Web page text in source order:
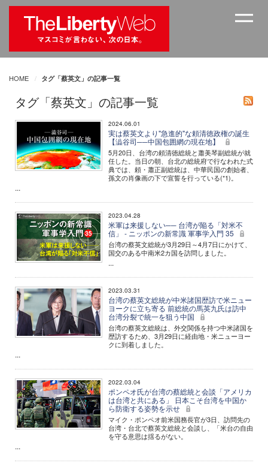
HOME タグ「蔡英文」の記事一覧
タグ「蔡英文」の記事一覧
2024.06.01
実は蔡英文より"急進的"な頼清徳政権の誕生
【澁谷司──中国包囲網の現在地】
5月20日、台湾の頼清徳総統と蕭美琴副総統が就
任した。当日の朝、台北の総統府で行なわれた式
典では、頼・蕭正副総統は、中華民国の創始者、
孫文の肖像画の下で宣誓を行っている(*1)。
...
2023.04.28
米軍は来援しない── 台湾が陥る「対米不
信」 - ニッポンの新常識 軍事学入門 35
台湾の蔡英文総統が3月29日～4月7日にかけて、
国交のある中南米2カ国を訪問しました。
...
2023.03.31
台湾の蔡英文総統が中米諸国歴訪で米ニュー
ヨークに立ち寄る 前総統の馬英九氏は訪中
台湾分裂で統一を狙う中国
台湾の蔡英文総統は、外交関係を持つ中米諸国を
歴訪するため、3月29日に経由地・米ニューヨー
クに到着しました。
...
2022.03.04
ポンペオ氏が台湾の蔡総統と会談「アメリカ
は台湾と共にある」 日本こそ台湾を中国か
ら防衛する姿勢を示せ
マイク・ポンペオ前米国務長官が3日、訪問先の
台湾・台北で蔡英文総統と会談し、「米台の自由
を守る意思は揺るがない。
...